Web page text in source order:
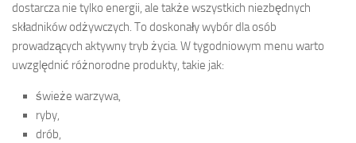
dostarcza nie tylko energii, ale także wszystkich niezbędnych
składników odżywczych. To doskonały wybór dla osób
prowadzących aktywny tryb życia. W tygodniowym menu warto
uwzględnić różnorodne produkty, takie jak:
świeże warzywa,
ryby,
drób,